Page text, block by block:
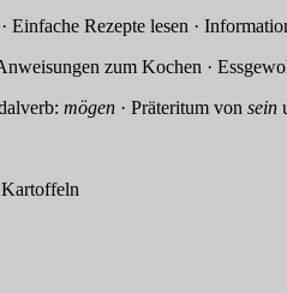
Rezepte lesen ·
zum Kochen ·
mögen · Präteritum von sein